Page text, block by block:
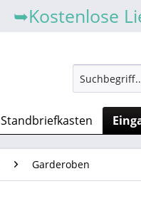
➥Kostenlose
Standbriefkasten
Garderoben